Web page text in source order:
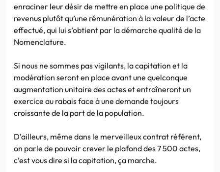
enraciner leur désir de mettre en place une politique de
revenus plutôt qu’une rémunération à la valeur de l’acte
effectué, qui lui s’obtient par la démarche qualité de la
Nomenclature.
Si nous ne sommes pas vigilants, la capitation et la
modération seront en place avant une quelconque
augmentation unitaire des actes et entraîneront un
exercice au rabais face à une demande toujours
croissante de la part de la population.
D’ailleurs, même dans le merveilleux contrat référent,
on parle de pouvoir crever le plafond des 7 500 actes,
c’est vous dire si la capitation, ça marche.